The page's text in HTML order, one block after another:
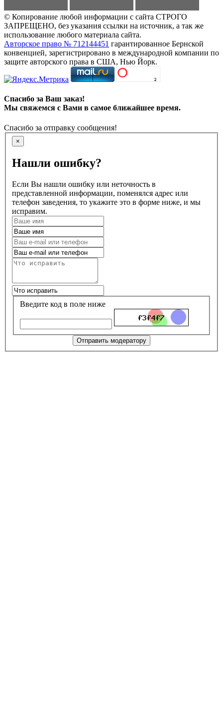
© Копирование любой информации с сайта СТРОГО
ЗАПРЕЩЕНО, без указания ссылки на источник, а так же
использование любого материала сайта.
Авторское право № 712144451 гарантированное Бернской
конвенцией, зарегистрировано в международной компании по
защите авторского права в США, Нью Йорк.
Спасибо за Ваш заказ!
Мы свяжемся с Вами в самое ближайшее время.
Спасибо за отправку сообщения!
×
Нашли ошибку?
Если Вы нашли ошибку или неточность в
представленной информации, поменялся адрес или
телефон заведения, то укажите это в форме ниже, и мы
исправим.
Введите код в поле ниже
Отправить модератору